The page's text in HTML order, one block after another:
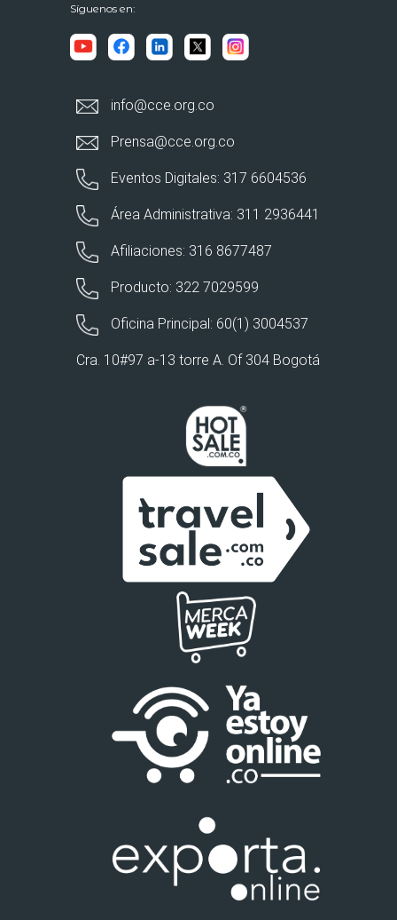
Síguenos en:
info@cce.org.co
Prensa@cce.org.co
Eventos Digitales: 317 6604536
Área Administrativa: 311 2936441
Afiliaciones: 316 8677487
Producto: 322 7029599
Oficina Principal: 60(1) 3004537
Cra. 10#97 a-13 torre A. Of 304 Bogotá